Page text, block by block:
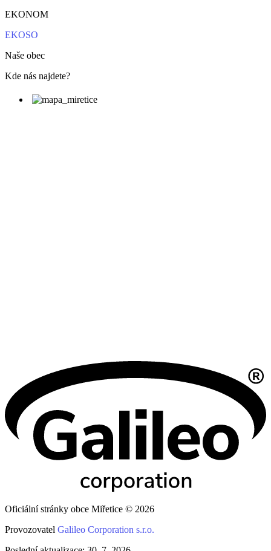
EKONOM
EKOSO
Naše obec
Kde nás najdete?
Oficiální stránky obce Miřetice © 2026
Provozovatel Galileo Corporation s.r.o.